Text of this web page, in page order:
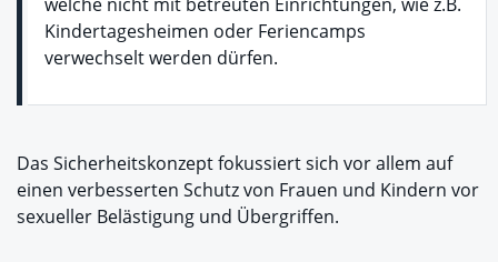
Kindertagesheimen oder Feriencamps
verwechselt werden dürfen.
Das Sicherheitskonzept fokussiert sich vor allem auf
einen verbesserten Schutz von Frauen und Kindern vor
sexueller Belästigung und Übergriffen.